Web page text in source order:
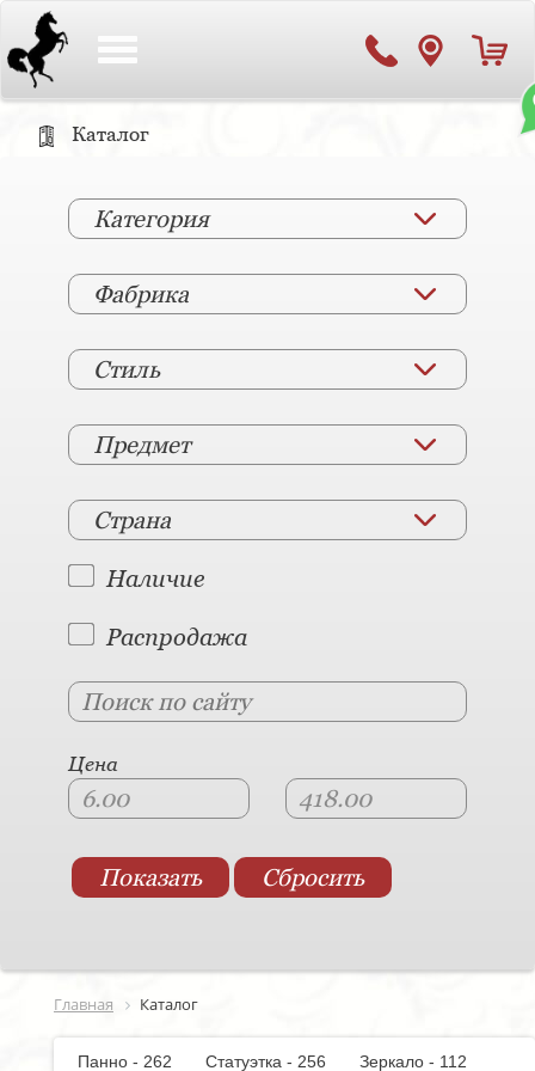
Каталог
Категория
Фабрика
Стиль
Предмет
Страна
Наличие
Распродажа
Цена
Главная Каталог
Панно - 262 Статуэтка - 256
Зеркало - 112